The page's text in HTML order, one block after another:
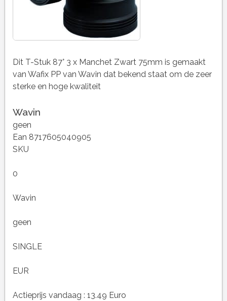
Dit T-Stuk 87° 3 x Manchet Zwart 75mm is gemaakt
van Wafix PP van Wavin dat bekend staat om de zeer
sterke en hoge kwaliteit
Wavin
geen
Ean 8717605040905
SKU
0
Wavin
geen
SINGLE
EUR
Actieprijs vandaag : 13.49 Euro